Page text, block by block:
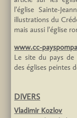
l’église Sainte-
illustrations du
mais aussi l’église
www.cc-
Le site du pays de
des églises peintes
DIVERS
Vladimir Kozlov